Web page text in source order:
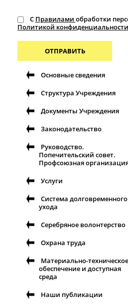
С Правилами обработки
Политикой конфиденциальности
ОТПРАВИТЬ
Основные сведения
Структура Учреждения
Документы Учреждения
Законодательство
Руководство.
Попечительский совет.
Профсоюзная
Услуги
Система долговременного
ухода
Серебряное волонтерство
Охрана труда
Материально-техническое
обеспечение и доступная
среда
Наши публикации